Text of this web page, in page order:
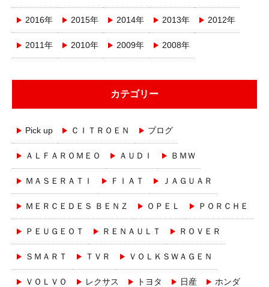
2016年 2015年 2014年 2013年 2012年
2011年 2010年 2009年 2008年
カテゴリー
Pick up ＣＩＴＲＯＥＮ ブログ
ＡＬＦＡＲＯＭＥＯ ＡＵＤＩ ＢＭＷ
ＭＡＳＥＲＡＴＩ ＦＩＡＴ ＪＡＧＵＡＲ
ＭＥＲＣＥＤＥＳ ＢＥＮＺ ＯＰＥＬ ＰＯＲＣＨＥ
ＰＥＵＧＥＯＴ ＲＥＮＡＵＬＴ ＲＯＶＥＲ
ＳＭＡＲＴ ＴＶＲ ＶＯＬＫＳＷＡＧＥＮ
ＶＯＬＶＯ レクサス トヨタ 日産 ホンダ